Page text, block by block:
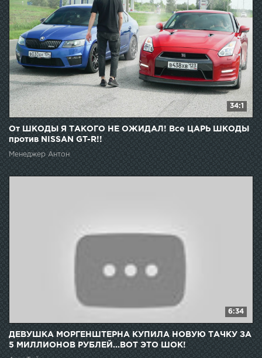
34:1
От ШКОДЫ Я ТАКОГО НЕ ОЖИДАЛ! Все ЦАРЬ ШКОДЫ
против NISSAN GT-R!!
Менеджер Антон
6:34
ДЕВУШКА МОРГЕНШТЕРНА КУПИЛА НОВУЮ ТАЧКУ ЗА
5 МИЛЛИОНОВ РУБЛЕЙ...ВОТ ЭТО ШОК!